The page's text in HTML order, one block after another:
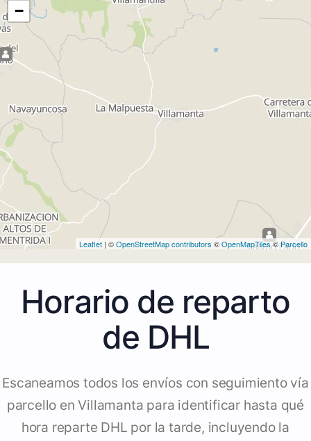
−
Leaflet | ©OpenStreetMap contributors ©OpenMapTiles©Parcello
Horario de reparto
de DHL
Escaneamos todos los envíos con seguimiento vía
parcello en Villamanta para identificar hasta qué
hora reparte DHL por la tarde, incluyendo la